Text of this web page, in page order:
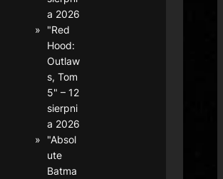
a 2026
"Red
Hood:
Outlaw
s, Tom
5" – 12
sierpni
a 2026
"Absol
ute
Batma